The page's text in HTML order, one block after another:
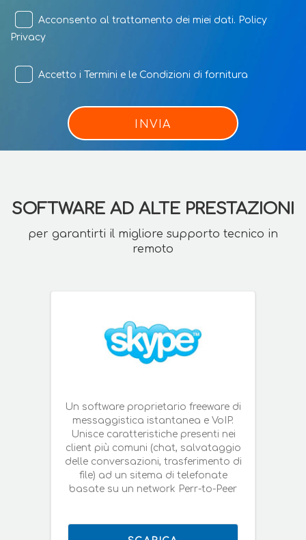
Acconsento al trattamento dei miei dati. Policy
Privacy
Accetto i Termini e le Condizioni di fornitura
INVIA
SOFTWARE AD ALTE PRESTAZIONI
per garantirti il migliore supporto tecnico in
remoto
Un software proprietario freeware di
messaggistica istantanea e VoIP.
Unisce caratteristiche presenti nei
client più comuni (chat, salvataggio
delle conversazioni, trasferimento di
file) ad un sitema di telefonate
basate su un network Perr-to-Peer